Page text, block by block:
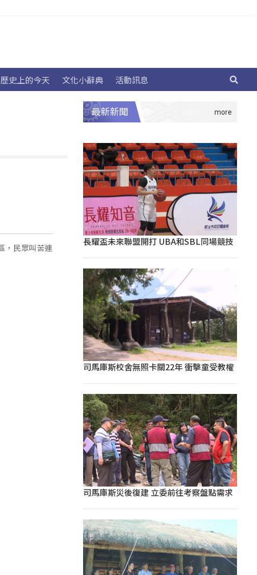
歷史上的今天 文化小辭典 活動訊息
，民眾叫苦連
最新新聞
長耀盃未來聯盟開打 UBA和SBL同場競技
司馬庫斯校舍無照卡關22年 衝擊童受教權
司馬庫斯災後復建 立委前往考察盤點需求